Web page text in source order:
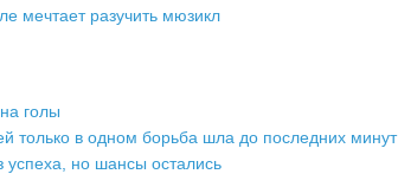
мечтает разучить мюзикл
голы
только в одном борьба шла до последних минут
но шансы остались